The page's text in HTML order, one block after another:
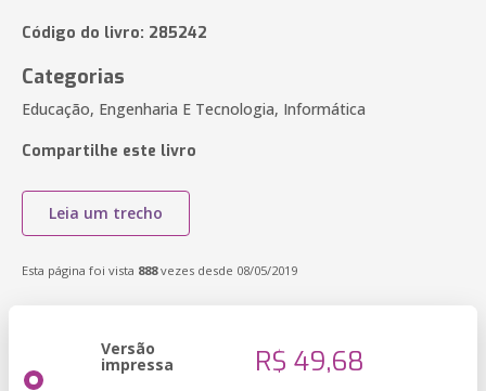
Código do livro: 285242
Categorias
Educação, Engenharia E Tecnologia, Informática
Compartilhe este livro
Leia um trecho
Esta página foi vista 888vezes desde 08/05/2019
Versão
impressa R$ 49,68